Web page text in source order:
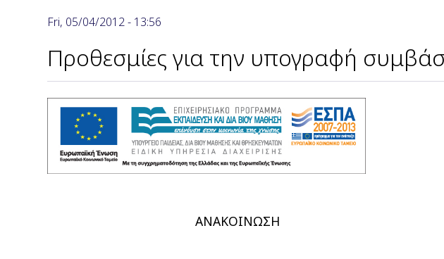
Fri, 05/04/2012 - 13:56
Προθεσμίες για την υπογραφή
ΑΝΑΚΟΙΝΩΣΗ